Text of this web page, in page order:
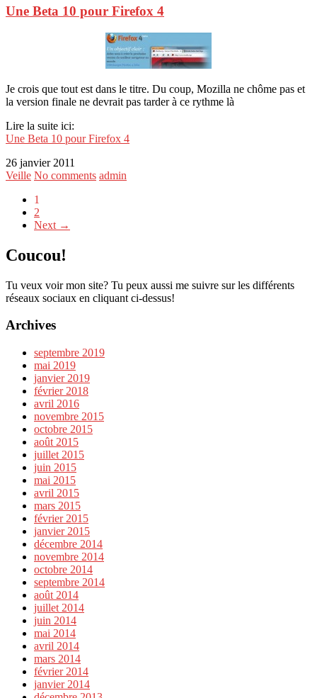
Une Beta 10 pour Firefox 4
Je crois que tout est dans le titre. Du coup, Mozilla ne chôme pas et
la version finale ne devrait pas tarder à ce rythme là
Lire la suite ici:
Une Beta 10 pour Firefox 4
26 janvier 2011
Veille No comments admin
1
2
Next →
Coucou!
Tu veux voir mon site? Tu peux aussi me suivre sur les différents
réseaux sociaux en cliquant ci-dessus!
Archives
septembre 2019
mai 2019
janvier 2019
février 2018
avril 2016
novembre 2015
octobre 2015
août 2015
juillet 2015
juin 2015
mai 2015
avril 2015
mars 2015
février 2015
janvier 2015
décembre 2014
novembre 2014
octobre 2014
septembre 2014
août 2014
juillet 2014
juin 2014
mai 2014
avril 2014
mars 2014
février 2014
janvier 2014